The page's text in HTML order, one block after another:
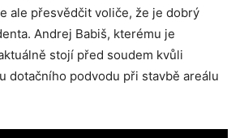
ale přesvědčit voliče, že je dobrý
Andrej Babiš, kterému je
stojí před soudem kvůli
dotačního podvodu při stavbě areálu